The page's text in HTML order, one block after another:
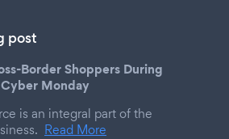
post
Border Shoppers During
Monday
is an integral part of the
Read More